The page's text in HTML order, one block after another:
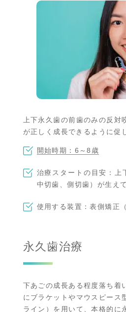
上下永久歯の前歯のみの反対
が正しく成長できるように促
開始時期：6～8歳
治療スタートの目安：上
中切歯、側切歯）が生え
使用する装置：表側矯正
永久歯治療
下あごの成長ある程度落ち着
にブラケットやマウスピース
ライン）を用いて、本格的に